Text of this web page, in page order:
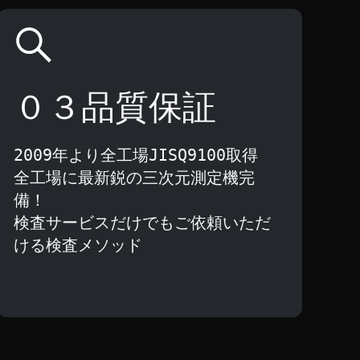
０３品質保証
2009年より全工場JISQ9100取得
全工場に最新鋭の三次元測定機完
備！
検査サービスだけでもご依頼いただ
ける検査メソッド